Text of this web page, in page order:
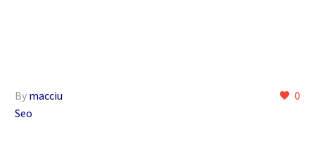
0
By macciu
Seo